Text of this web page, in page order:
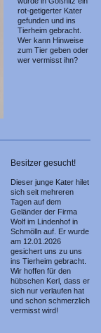
rot-getigerter Kater
gefunden und ins
Tierheim gebracht.
Wer kann Hinweise
zum Tier geben oder
wer vermisst ihn?
Besitzer gesucht!
Dieser junge Kater hilet
sich seit mehreren
Tagen auf dem
Geländer der Firma
Wolf im Lindenhof in
Schmölln auf. Er wurde
am 12.01.2026
gesichert uns zu uns
ins Tierheim gebracht.
Wir hoffen für den
hübschen Kerl, dass er
sich nur verlaufen hat
und schon schmerzlich
vermisst wird!